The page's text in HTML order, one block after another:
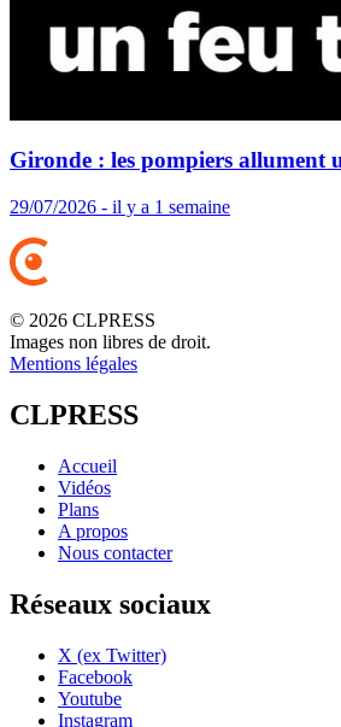
Gironde : les pompiers allument
29/07/2026 - il y a 1 semaine
© 2026 CLPRESS
Images non libres de droit.
Mentions légales
CLPRESS
Accueil
Vidéos
Plans
A propos
Nous contacter
Réseaux sociaux
X (ex Twitter)
Facebook
Youtube
Instagram